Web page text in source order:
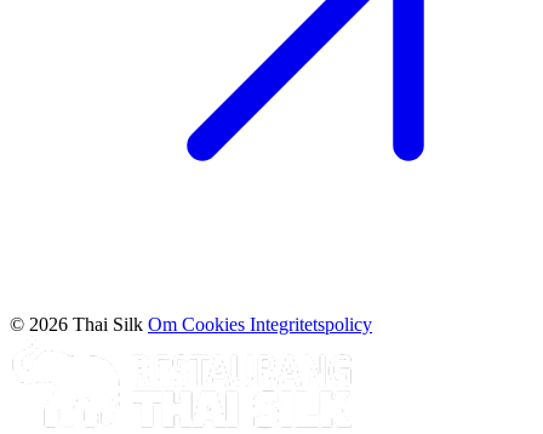
© 2026 Thai Silk Om Cookies Integritetspolicy